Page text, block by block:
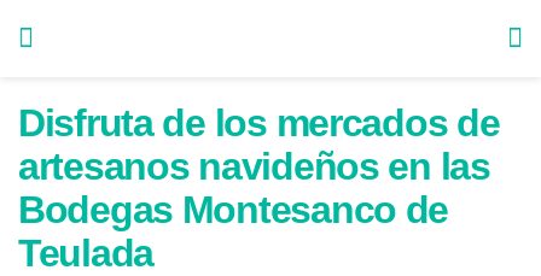
Disfruta de los mercados de
artesanos navideños en las
Bodegas Montesanco de
Teulada